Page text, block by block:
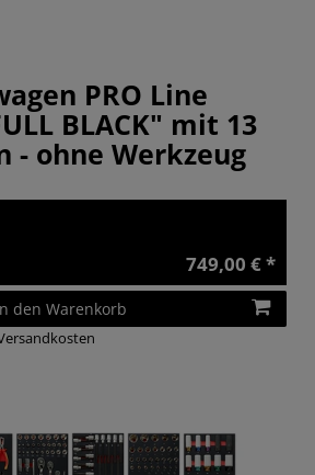
PRO Line
BLACK" mit 13
- ohne Werkzeug
749,00 € *
den Warenkorb